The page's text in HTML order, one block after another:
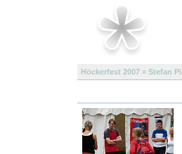
Höckerfest 2007 » Stefan